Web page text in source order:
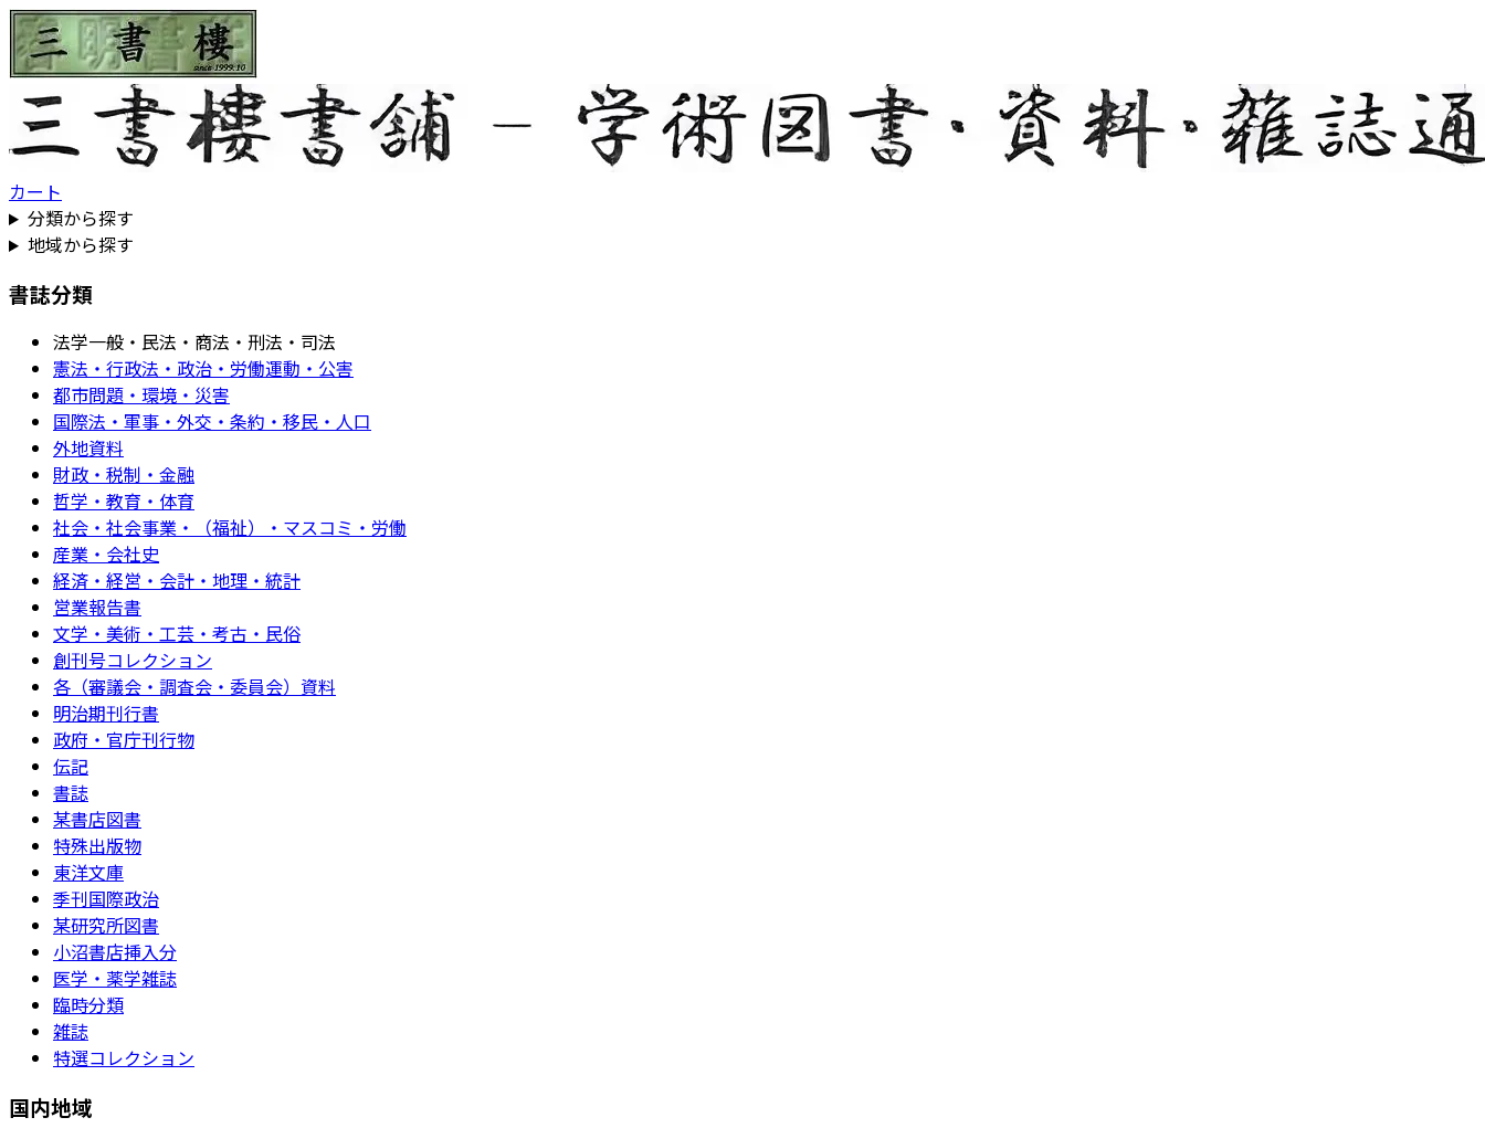
カート
分類から探す
地域から探す
書誌分類
法学一般・民法・商法・刑法・司法
憲法・行政法・政治・労働運動・公害
都市問題・環境・災害
国際法・軍事・外交・条約・移民・人口
外地資料
財政・税制・金融
哲学・教育・体育
社会・社会事業・（福祉）・マスコミ・労働
産業・会社史
経済・経営・会計・地理・統計
営業報告書
文学・美術・工芸・考古・民俗
創刊号コレクション
各（審議会・調査会・委員会）資料
明治期刊行書
政府・官庁刊行物
伝記
書誌
某書店図書
特殊出版物
東洋文庫
季刊国際政治
某研究所図書
小沼書店挿入分
医学・薬学雑誌
臨時分類
雑誌
特選コレクション
国内地域